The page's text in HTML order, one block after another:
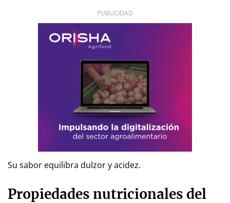
PUBLICIDAD
Su sabor equilibra dulzor y acidez.
Propiedades nutricionales del